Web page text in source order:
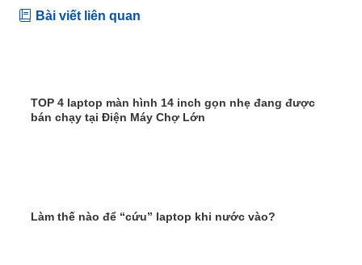
Bài viết liên quan
TOP 4 laptop màn hình 14 inch gọn nhẹ đang được
bán chạy tại Điện Máy Chợ Lớn
Làm thế nào để “cứu” laptop khi nước vào?